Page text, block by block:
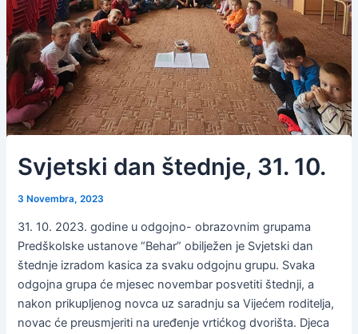
Svjetski dan štednje, 31. 10.
3 Novembra, 2023
31. 10. 2023. godine u odgojno- obrazovnim grupama
Predškolske ustanove “Behar” obilježen je Svjetski dan
štednje izradom kasica za svaku odgojnu grupu. Svaka
odgojna grupa će mjesec novembar posvetiti štednji, a
nakon prikupljenog novca uz saradnju sa Vijećem roditelja,
novac će preusmjeriti na uređenje vrtićkog dvorišta. Djeca